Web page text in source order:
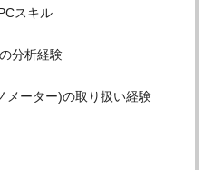
スキル
分析経験
メーター)の取り扱い経験